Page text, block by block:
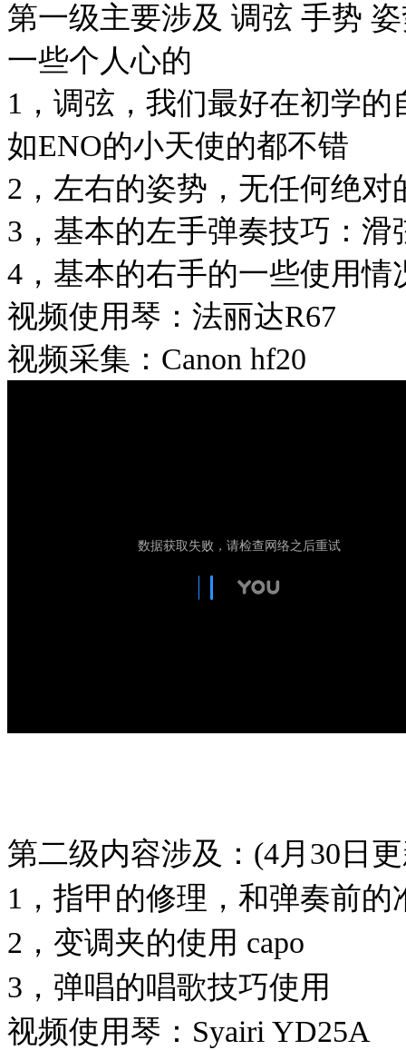
第一级主要涉及 调弦 手势
一些个人心的
1，调弦，我们最好在初学
如ENO的小天使的都不错
2，左右的姿势，无任何绝
3，基本的左手弹奏技巧：
4，基本的右手的一些使用
视频使用琴：法丽达R67
视频采集：Canon hf20
第二级内容涉及：(4月30日
1，指甲的修理，和弹奏前的
2，变调夹的使用 capo
3，弹唱的唱歌技巧使用
视频使用琴：Syairi YD25A